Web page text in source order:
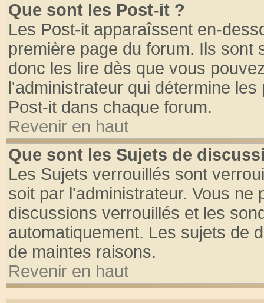
Que sont les Post-it ?
Les Post-it apparaîssent en-
première page du forum. Ils
donc les lire dès que vous
l'administrateur qui détermine
Post-it dans chaque forum.
Revenir en haut
Que sont les Sujets de
Les Sujets verrouillés sont
soit par l'administrateur. Vous
discussions verrouillés et les
automatiquement. Les sujets de
de maintes raisons.
Revenir en haut